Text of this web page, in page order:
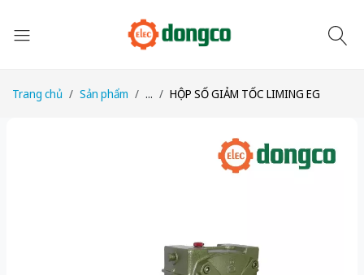
Trang chủ Sản phẩm ... HỘP SỐ GIẢM TỐC LIMING EG